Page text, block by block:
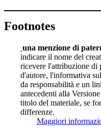
Footnotes
una menzione di
indicare il nome del
ricevere l'attribuzione di
d'autore, l'informativa
da responsabilità e un
antecedenti alla
titolo del materiale, se
differenze.
Maggiori